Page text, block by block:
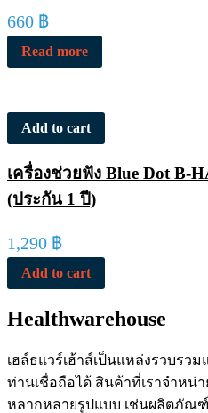
660 ฿
Read more
Add to cart
เครื่องช่วยฟัง Blue Dot B-
(ประกัน 1 ปี)
1,290 ฿
Add to cart
Healthwarehouse
เฮล์ธแวร์เฮ้าส์เป็นแหล่งรวบร
ท่านเชื่อถือได้ สินค้าที่เราจำห
หลากหลายรูปแบบ เช่นผลิตภัณฑ์